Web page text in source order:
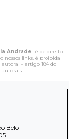
Andrade" é de direito
nossos links, é proibida
– artigo 184 do
autorais.
Belo